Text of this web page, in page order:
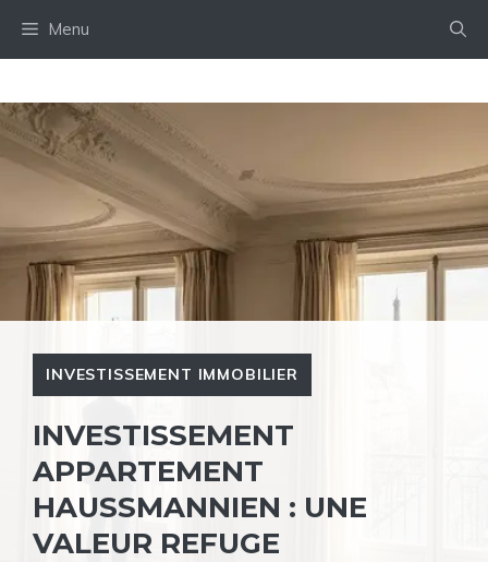
Menu
INVESTISSEMENT IMMOBILIER
INVESTISSEMENT
APPARTEMENT
HAUSSMANNIEN : UNE
VALEUR REFUGE